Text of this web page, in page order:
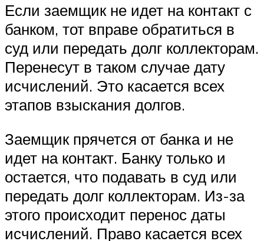
Если заемщик не идет на контакт с
банком, тот вправе обратиться в
суд или передать долг коллекторам.
Перенесут в таком случае дату
исчислений. Это касается всех
этапов взыскания долгов.
Заемщик прячется от банка и не
идет на контакт. Банку только и
остается, что подавать в суд или
передать долг коллекторам. Из-за
этого происходит перенос даты
исчислений. Право касается всех